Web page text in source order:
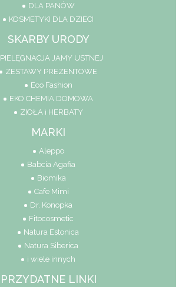
DLA PANÓW
KOSMETYKI DLA DZIECI
SKARBY URODY
PIELĘGNACJA JAMY USTNEJ
ZESTAWY PREZENTOWE
Eco Fashion
EKO CHEMIA DOMOWA
ZIOŁA i HERBATY
MARKI
Aleppo
Babcia Agafia
Biomika
Cafe Mimi
Dr. Konopka
Fitocosmetic
Natura Estonica
Natura Siberica
i wiele innych
PRZYDATNE LINKI